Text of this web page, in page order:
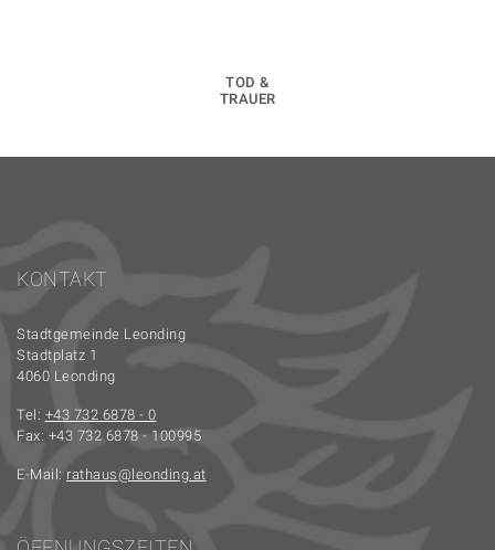
TOD &
TRAUER
KONTAKT
Stadtgemeinde Leonding
Stadtplatz 1
4060 Leonding
Tel: +43 732 6878 - 0
Fax: +43 732 6878 - 100995
E-Mail: rathaus leonding.at